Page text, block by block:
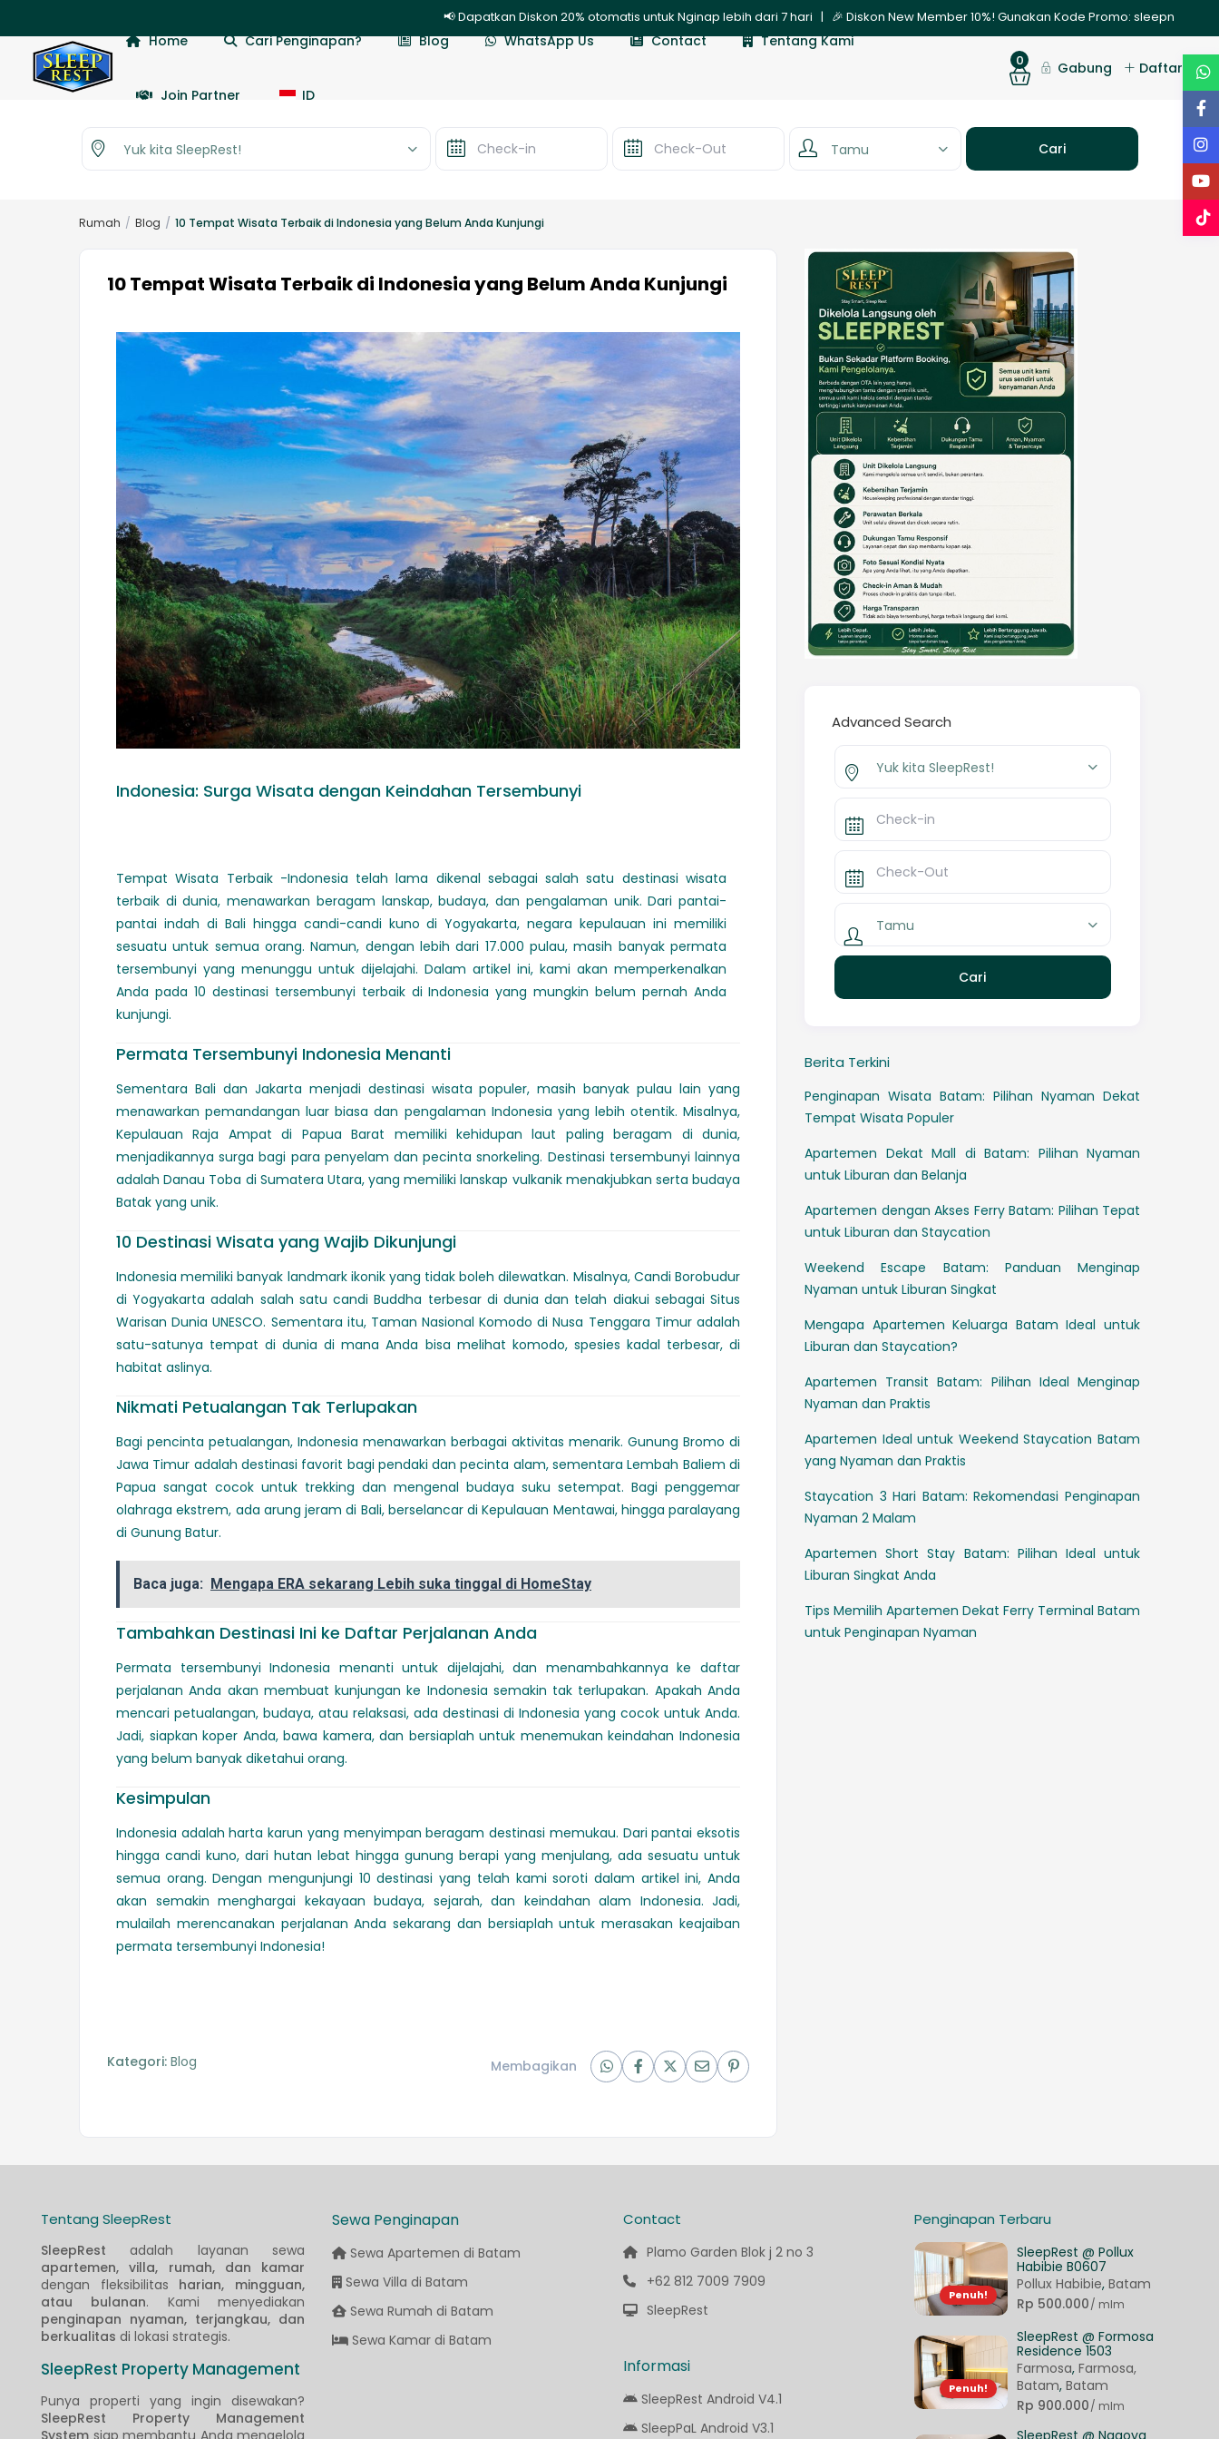
📢 Dapatkan Diskon 20% otomatis untuk Nginap lebih dari 7 hari | 🎉 Diskon New Member 10%! Gunakan Kode Promo: sleepnew | ✨
Home Cari Penginapan? Blog WhatsApp Us Contact Tentang Kami
Join Partner ID
0 Gabung Daftar
Yuk kita SleepRest! Tamu
Rumah Blog 10 Tempat Wisata Terbaik di Indonesia yang Belum Anda Kunjungi
10 Tempat Wisata Terbaik di Indonesia yang Belum Anda Kunjungi
Indonesia: Surga Wisata dengan Keindahan Tersembunyi
Tempat Wisata Terbaik -Indonesia telah lama dikenal sebagai salah satu destinasi wisata
terbaik di dunia, menawarkan beragam lanskap, budaya, dan pengalaman unik. Dari pantai-
pantai indah di Bali hingga candi-candi kuno di Yogyakarta, negara kepulauan ini memiliki
sesuatu untuk semua orang. Namun, dengan lebih dari 17.000 pulau, masih banyak permata
tersembunyi yang menunggu untuk dijelajahi. Dalam artikel ini, kami akan memperkenalkan
Anda pada 10 destinasi tersembunyi terbaik di Indonesia yang mungkin belum pernah Anda
kunjungi.
Permata Tersembunyi Indonesia Menanti
Sementara Bali dan Jakarta menjadi destinasi wisata populer, masih banyak pulau lain yang
menawarkan pemandangan luar biasa dan pengalaman Indonesia yang lebih otentik. Misalnya,
Kepulauan Raja Ampat di Papua Barat memiliki kehidupan laut paling beragam di dunia,
menjadikannya surga bagi para penyelam dan pecinta snorkeling. Destinasi tersembunyi lainnya
adalah Danau Toba di Sumatera Utara, yang memiliki lanskap vulkanik menakjubkan serta budaya
Batak yang unik.
10 Destinasi Wisata yang Wajib Dikunjungi
Indonesia memiliki banyak landmark ikonik yang tidak boleh dilewatkan. Misalnya, Candi Borobudur
di Yogyakarta adalah salah satu candi Buddha terbesar di dunia dan telah diakui sebagai Situs
Warisan Dunia UNESCO. Sementara itu, Taman Nasional Komodo di Nusa Tenggara Timur adalah
satu-satunya tempat di dunia di mana Anda bisa melihat komodo, spesies kadal terbesar, di
habitat aslinya.
Nikmati Petualangan Tak Terlupakan
Bagi pencinta petualangan, Indonesia menawarkan berbagai aktivitas menarik. Gunung Bromo di
Jawa Timur adalah destinasi favorit bagi pendaki dan pecinta alam, sementara Lembah Baliem di
Papua sangat cocok untuk trekking dan mengenal budaya suku setempat. Bagi penggemar
olahraga ekstrem, ada arung jeram di Bali, berselancar di Kepulauan Mentawai, hingga paralayang
di Gunung Batur.
Baca juga: Mengapa ERA sekarang Lebih suka tinggal di HomeStay
Tambahkan Destinasi Ini ke Daftar Perjalanan Anda
Permata tersembunyi Indonesia menanti untuk dijelajahi, dan menambahkannya ke daftar
perjalanan Anda akan membuat kunjungan ke Indonesia semakin tak terlupakan. Apakah Anda
mencari petualangan, budaya, atau relaksasi, ada destinasi di Indonesia yang cocok untuk Anda.
Jadi, siapkan koper Anda, bawa kamera, dan bersiaplah untuk menemukan keindahan Indonesia
yang belum banyak diketahui orang.
Kesimpulan
Indonesia adalah harta karun yang menyimpan beragam destinasi memukau. Dari pantai eksotis
hingga candi kuno, dari hutan lebat hingga gunung berapi yang menjulang, ada sesuatu untuk
semua orang. Dengan mengunjungi 10 destinasi yang telah kami soroti dalam artikel ini, Anda
akan semakin menghargai kekayaan budaya, sejarah, dan keindahan alam Indonesia. Jadi,
mulailah merencanakan perjalanan Anda sekarang dan bersiaplah untuk merasakan keajaiban
permata tersembunyi Indonesia!
Kategori: Blog Membagikan
Advanced Search
Yuk kita SleepRest!
Tamu
Berita Terkini
Penginapan Wisata Batam: Pilihan Nyaman Dekat
Tempat Wisata Populer
Apartemen Dekat Mall di Batam: Pilihan Nyaman
untuk Liburan dan Belanja
Apartemen dengan Akses Ferry Batam: Pilihan Tepat
untuk Liburan dan Staycation
Weekend Escape Batam: Panduan Menginap
Nyaman untuk Liburan Singkat
Mengapa Apartemen Keluarga Batam Ideal untuk
Liburan dan Staycation?
Apartemen Transit Batam: Pilihan Ideal Menginap
Nyaman dan Praktis
Apartemen Ideal untuk Weekend Staycation Batam
yang Nyaman dan Praktis
Staycation 3 Hari Batam: Rekomendasi Penginapan
Nyaman 2 Malam
Apartemen Short Stay Batam: Pilihan Ideal untuk
Liburan Singkat Anda
Tips Memilih Apartemen Dekat Ferry Terminal Batam
untuk Penginapan Nyaman
Tentang SleepRest
SleepRest adalah layanan sewa
apartemen, villa, rumah, dan kamar
dengan fleksibilitas harian, mingguan,
atau bulanan. Kami menyediakan
penginapan nyaman, terjangkau, dan
berkualitas di lokasi strategis.
SleepRest Property Management
Punya properti yang ingin disewakan?
SleepRest Property Management
System siap membantu Anda mengelola
Sewa Penginapan
Sewa Apartemen di Batam
Sewa Villa di Batam
Sewa Rumah di Batam
Sewa Kamar di Batam
Contact
Plamo Garden Blok j 2 no 3
+62 812 7009 7909
SleepRest
Informasi
SleepRest Android V4.1
SleepPaL Android V3.1
Penginapan Terbaru
Penuh!
SleepRest @ Pollux
Habibie B0607
Pollux Habibie,Batam
Rp 500.000/ mlm
Penuh!
SleepRest @ Formosa
Residence 1503
Farmosa,Farmosa,
Batam,Batam
Rp 900.000/ mlm